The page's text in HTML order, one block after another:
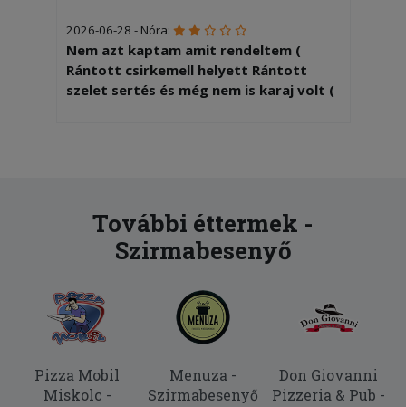
2026-06-28 - Nóra:
Nem azt kaptam amit rendeltem (
Rántott csirkemell helyett Rántott
szelet sertés és még nem is karaj volt (
2026-03-08 - Szilvia:
Több mint 2 óra volt a kiszállítás
5
2026-01-24 - Istvánné:
15.00. órára. Ehelyett 13.00- kor
kiszállították.
További éttermek -
Szirmabesenyő
Pizza Mobil
Miskolc -
Menuza -
Szirmabesenyő
Don Giovanni
Pizzeria & Pub -